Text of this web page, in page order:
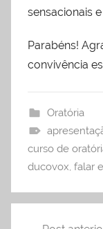
sensacionais
Parabéns!
convivência
Oratória
curso de
ducovox, falar